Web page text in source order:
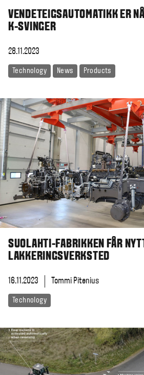
VENDETEIGSAUTOMATIKK ER
K-SVINGER
28.11.2023
Technology News Products
SUOLAHTI-FABRIKKEN FÅR
LAKKERINGSVERKSTED
16.11.2023 Tommi Pitenius
Technology